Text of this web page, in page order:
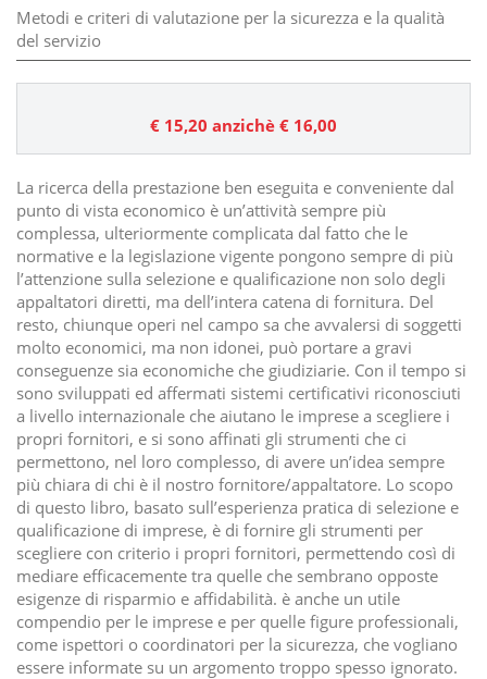
Metodi e criteri di valutazione per la sicurezza e la qualità
del servizio
€ 15,20 anzichè € 16,00
La ricerca della prestazione ben eseguita e conveniente dal
punto di vista economico è un’attività sempre più
complessa, ulteriormente complicata dal fatto che le
normative e la legislazione vigente pongono sempre di più
l’attenzione sulla selezione e qualificazione non solo degli
appaltatori diretti, ma dell’intera catena di fornitura. Del
resto, chiunque operi nel campo sa che avvalersi di soggetti
molto economici, ma non idonei, può portare a gravi
conseguenze sia economiche che giudiziarie. Con il tempo si
sono sviluppati ed affermati sistemi certificativi riconosciuti
a livello internazionale che aiutano le imprese a scegliere i
propri fornitori, e si sono affinati gli strumenti che ci
permettono, nel loro complesso, di avere un’idea sempre
più chiara di chi è il nostro fornitore/appaltatore. Lo scopo
di questo libro, basato sull’esperienza pratica di selezione e
qualificazione di imprese, è di fornire gli strumenti per
scegliere con criterio i propri fornitori, permettendo così di
mediare efficacemente tra quelle che sembrano opposte
esigenze di risparmio e affidabilità. è anche un utile
compendio per le imprese e per quelle figure professionali,
come ispettori o coordinatori per la sicurezza, che vogliano
essere informate su un argomento troppo spesso ignorato.